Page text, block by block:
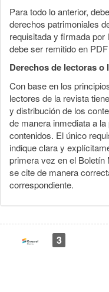
Para todo lo anterior,
derechos patrimoniales
requisitada y firmada
debe ser remitido en
Derechos de lectoras o
Con base en los
lectores de la revista
y distribución de los
de manera inmediata a
contenidos. El único
indique clara y
primera vez en el
se cite de manera
correspondiente.
3